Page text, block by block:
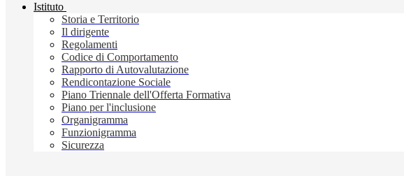
Istituto
Storia e Territorio
Il dirigente
Regolamenti
Codice di Comportamento
Rapporto di Autovalutazione
Rendicontazione Sociale
Piano Triennale dell'Offerta Formativa
Piano per l'inclusione
Organigramma
Funzionigramma
Sicurezza